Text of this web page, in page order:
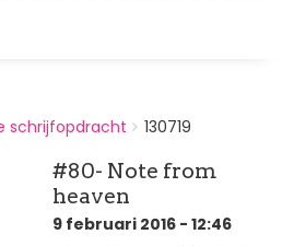
schrijfopdracht 130719
#80- Note from
heaven
9 februari 2016 - 12:46